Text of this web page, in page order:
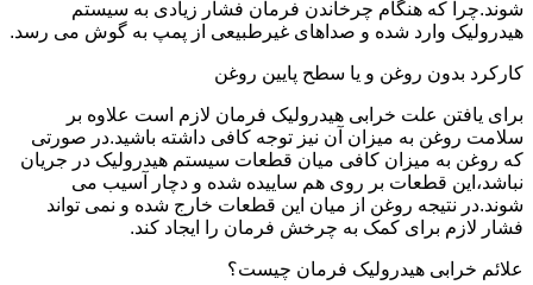
شوند.چرا که هنگام چرخاندن فرمان فشار زیادی به سیستم
هیدرولیک وارد شده و صداهای غیرطبیعی از پمپ به گوش می رسد.
کارکرد بدون روغن و یا سطح پایین روغن
برای یافتن علت خرابی هیدرولیک فرمان لازم است علاوه بر
سلامت روغن به میزان آن نیز توجه کافی داشته باشید.در صورتی
که روغن به میزان کافی میان قطعات سیستم هیدرولیک در جریان
نباشد،این قطعات بر روی هم ساییده شده و دچار آسیب می
شوند.در نتیجه روغن از میان این قطعات خارج شده و نمی تواند
فشار لازم برای کمک به چرخش فرمان را ایجاد کند.
علائم خرابی هیدرولیک فرمان چیست؟